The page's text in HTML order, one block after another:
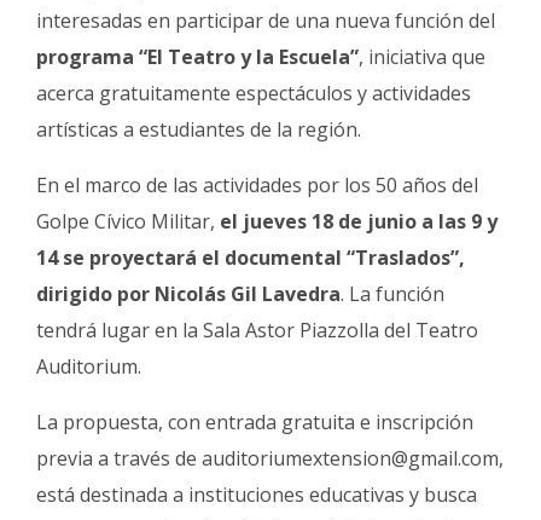
interesadas en participar de una nueva función del
programa “El Teatro y la Escuela”, iniciativa que
acerca gratuitamente espectáculos y actividades
artísticas a estudiantes de la región.
En el marco de las actividades por los 50 años del
Golpe Cívico Militar, el jueves 18 de junio a las 9 y
14 se proyectará el documental “Traslados”,
dirigido por Nicolás Gil Lavedra. La función
tendrá lugar en la Sala Astor Piazzolla del Teatro
Auditorium.
La propuesta, con entrada gratuita e inscripción
previa a través de auditoriumextension@gmail.com,
está destinada a instituciones educativas y busca